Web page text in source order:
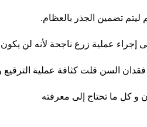
تضمين الجذر بالعظام.
إجراء عملية زرع ناجحة لأنه لن
السن قلت كثافة عملية الترقيع
و كل ما تحتاج إلى معرفته